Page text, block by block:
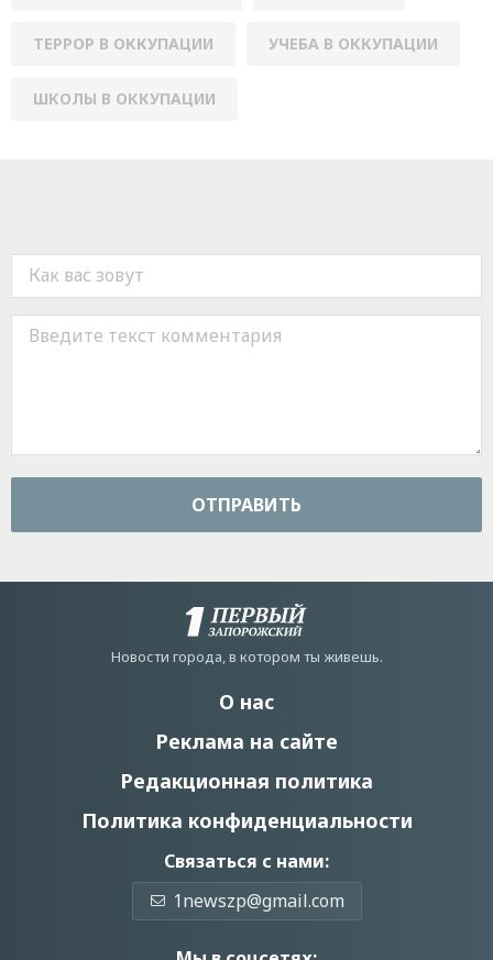
ТЕРРОР В ОККУПАЦИИ УЧЕБА В ОККУПАЦИИ
ШКОЛЫ В ОККУПАЦИИ
ОТПРАВИТЬ
Новости города, в котором ты живешь.
О нас
Реклама на сайте
Редакционная политика
Политика конфиденциальности
Связаться с нами:
1newszp@gmail.com